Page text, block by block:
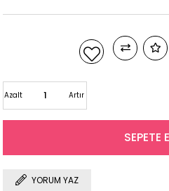
Artır
Azalt
YORUM YAZ